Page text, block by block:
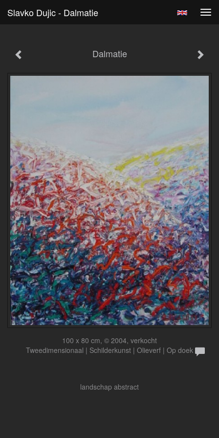
Slavko Dujic - Dalmatie
Dalmatie
100 x 80 cm, © 2004, verkocht
Tweedimensionaal | Schilderkunst | Olieverf | Op doek
landschap abstract